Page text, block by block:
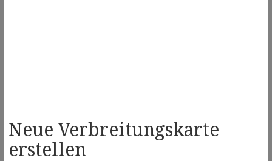
Neue Verbreitungskarte
erstellen